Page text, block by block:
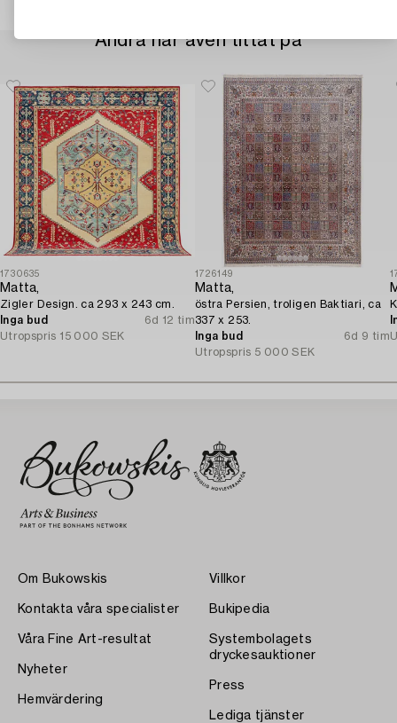
Andra har även tittat på
1730635
Matta,
Zigler Design. ca 293 x 243 cm.
Inga bud
6d 12 tim
Utropspris 15 000 SEK
1726149
Matta,
östra Persien, troligen Baktiari, ca
337 x 253.
Inga bud
6d 9 tim
Utropspris 5 000 SEK
Om Bukowskis
Kontakta våra specialister
Våra Fine Art-resultat
Nyheter
Hemvärdering
Villkor
Bukipedia
Systembolagets
dryckesauktioner
Press
Lediga tjänster